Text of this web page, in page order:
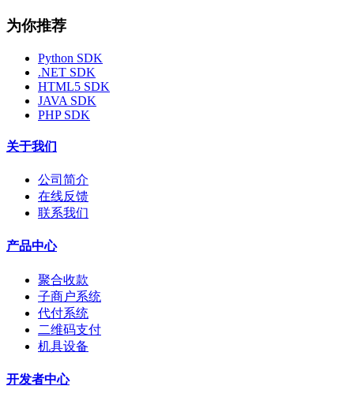
为你推荐
Python SDK
.NET SDK
HTML5 SDK
JAVA SDK
PHP SDK
关于我们
公司简介
在线反馈
联系我们
产品中心
聚合收款
子商户系统
代付系统
二维码支付
机具设备
开发者中心